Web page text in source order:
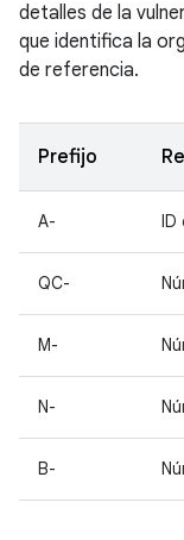
detalles de la
que identifica la
de referencia.
Prefijo
A- ID
QC-
M-
N-
B-